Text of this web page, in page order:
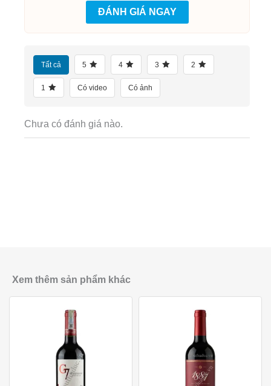
ĐÁNH GIÁ NGAY
Tất cả 5 4 3 2
1 Có video Có ảnh
Chưa có đánh giá nào.
Xem thêm sản phẩm khác